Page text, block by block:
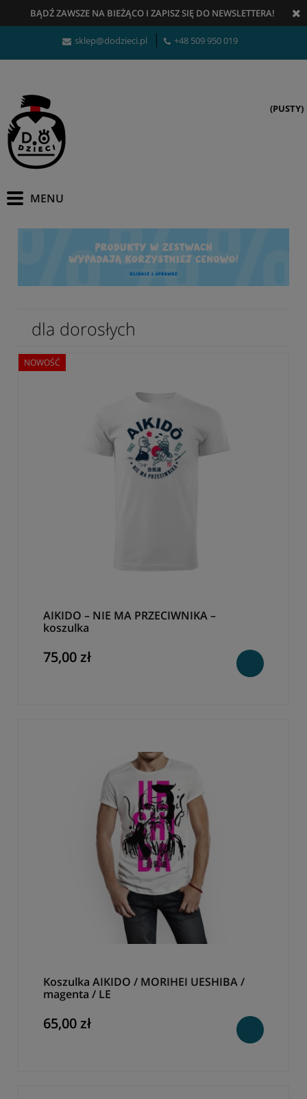
BĄDŹ ZAWSZE NA BIEŻĄCO I ZAPISZ SIĘ DO NEWSLETTERA!
sklep@dodzieci.pl +48 509 950 019
(PUSTY)
dla dorosłych
AIKIDO – NIE MA PRZECIWNIKA –
koszulka
75,00 zł
NOWOŚĆ
Koszulka AIKIDO / MORIHEI UESHIBA /
magenta / LE
65,00 zł